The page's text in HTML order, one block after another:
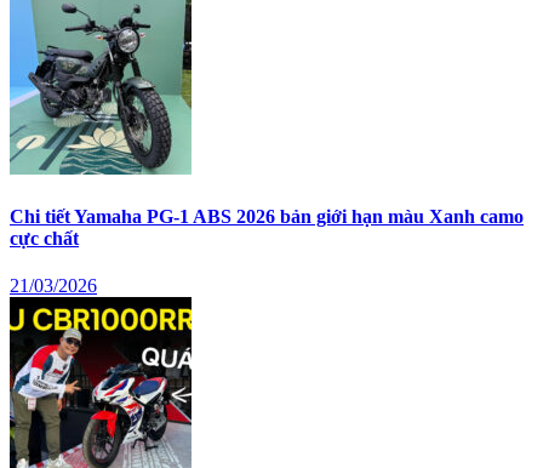
Chi tiết Yamaha PG-1 ABS 2026 bản giới hạn màu Xanh camo
cực chất
21/03/2026